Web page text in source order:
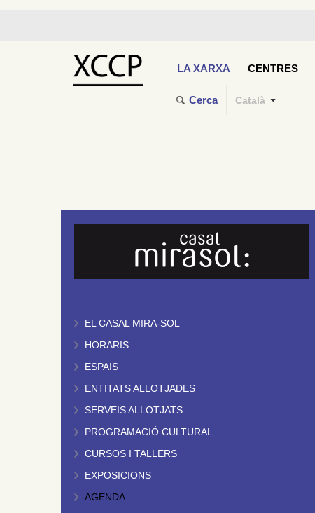
LA XARXA CENTRES
Cerca Català
EL CASAL MIRA-SOL
HORARIS
ESPAIS
ENTITATS ALLOTJADES
SERVEIS ALLOTJATS
PROGRAMACIÓ CULTURAL
CURSOS I TALLERS
EXPOSICIONS
AGENDA